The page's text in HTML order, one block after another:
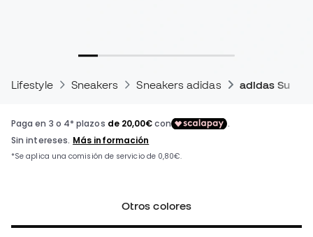
Lifestyle Sneakers Sneakers adidas adidas
Otros colores